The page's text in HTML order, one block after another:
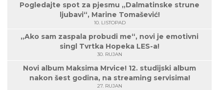
Pogledajte spot za pjesmu „Dalmatinske strune
ljubavi“, Marine Tomašević!
10. LISTOPAD
„Ako sam zaspala probudi me“, novi je emotivni
singl Tvrtka Hopeka LES-a!
30. RUJAN
Novi album Maksima Mrvice! 12. studijski album
nakon šest godina, na streaming servisima!
27. RUJAN